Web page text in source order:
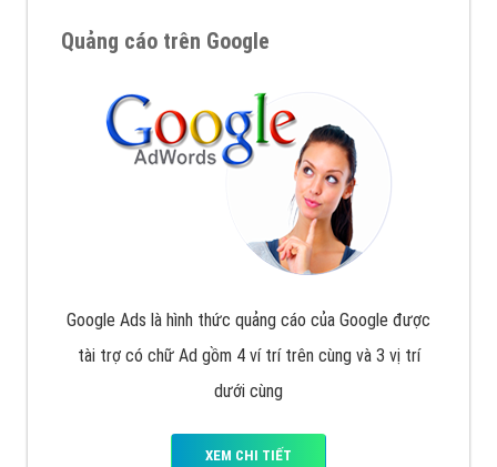
Quảng cáo trên Google
Google Ads là hình thức quảng cáo của Google được
tài trợ có chữ Ad gồm 4 ví trí trên cùng và 3 vị trí
dưới cùng
XEM CHI TIẾT